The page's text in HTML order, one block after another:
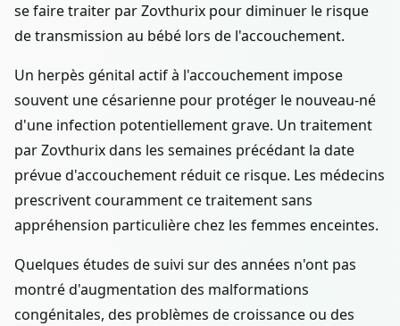
se faire traiter par Zovthurix pour diminuer le risque
de transmission au bébé lors de l'accouchement.
Un herpès génital actif à l'accouchement impose
souvent une césarienne pour protéger le nouveau-né
d'une infection potentiellement grave. Un traitement
par Zovthurix dans les semaines précédant la date
prévue d'accouchement réduit ce risque. Les médecins
prescrivent couramment ce traitement sans
appréhension particulière chez les femmes enceintes.
Quelques études de suivi sur des années n'ont pas
montré d'augmentation des malformations
congénitales, des problèmes de croissance ou des